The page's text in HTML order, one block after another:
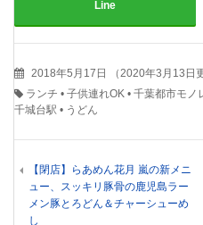
Line
2018年5月17日 （2020年3月13日
ランチ • 子供連れOK • 千葉都市モノ
千城台駅 • うどん
【閉店】らあめん花月 嵐の新メニ
ュー、スッキリ豚骨の鹿児島ラー
メン豚とろどん＆チャーシューめ
し